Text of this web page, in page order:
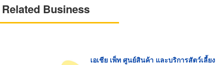
Related Business
เอเชีย เพ็ท ศูนย์สินค้า และบริการสัตว์เลี้ยง